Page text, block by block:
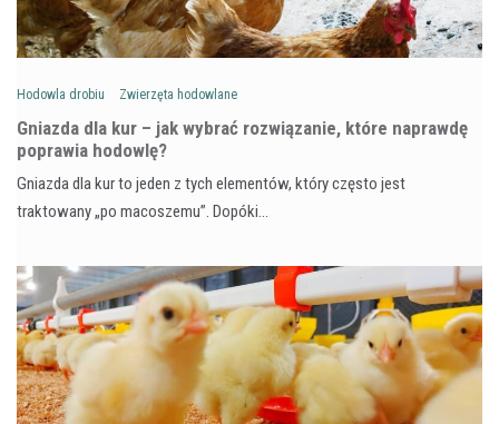
Hodowla drobiu Zwierzęta hodowlane
Gniazda dla kur – jak wybrać rozwiązanie, które naprawdę
poprawia hodowlę?
Gniazda dla kur to jeden z tych elementów, który często jest
traktowany „po macoszemu”. Dopóki…